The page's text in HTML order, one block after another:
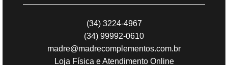
(34) 3224-4967
(34) 99992-0610
madre@madrecomplementos.com.br
Loja Física e Atendimento Online